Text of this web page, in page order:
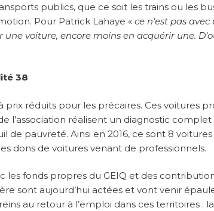
publics, que ce soit les trains ou les
Pour Patrick Lahaye « ce n’est pas avec
voiture, encore moins en acquérir une.
38
prix réduits pour les précaires. Ces voitures
l’association réalisent un diagnostic complet
de pauvreté. Ainsi en 2016, ce sont 8
dons de voitures venant de professionnels.
fonds propres du GEIQ et des
sont aujourd’hui actées et vont venir
au retour à l’emploi dans ces territoires :